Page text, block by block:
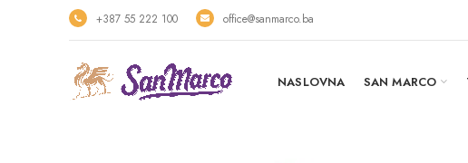
+387 55 222 100 office@sanmarco.ba
NASLOVNA SAN MARCO